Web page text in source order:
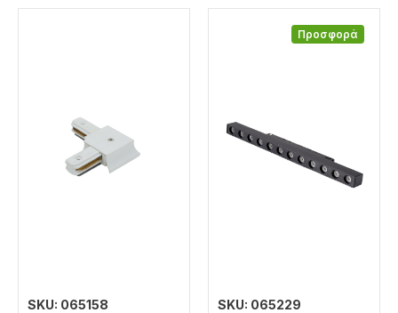
SKU: 065158
Προσφορά
SKU: 065229